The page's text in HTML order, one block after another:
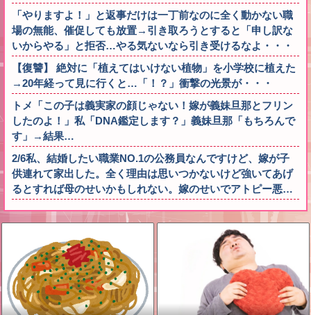
「やりますよ！」と返事だけは一丁前なのに全く動かない職
場の無能、催促しても放置→引き取ろうとすると「申し訳な
いからやる」と拒否…やる気ないなら引き受けるなよ・・・
【復讐】 絶対に「植えてはいけない植物」を小学校に植えた
→20年経って見に行くと…「！？」衝撃の光景が・・・
トメ「この子は義実家の顔じゃない！嫁が義妹旦那とフリン
したのよ！」私「DNA鑑定します？」義妹旦那「もちろんで
す」→結果…
2/6私、結婚したい職業NO.1の公務員なんですけど、嫁が子
供連れて家出した。全く理由は思いつかないけど強いてあげ
るとすれば母のせいかもしれない。嫁のせいでアトピー悪…